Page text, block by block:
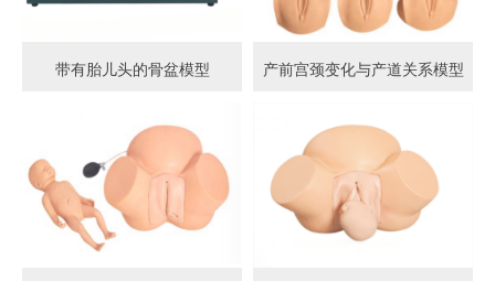
带有胎儿头的骨盆模型 产前宫颈变化与产道关系模型